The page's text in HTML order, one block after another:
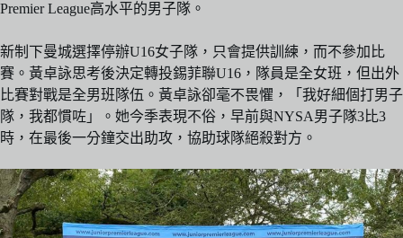
Premier League高水平的男子隊。
新制下曼城選擇停辦U16女子隊，只會提供訓練，而不參加比
賽。黃卓詠思考後決定轉投錫菲聯U16，隊員是全女班，但出外
比賽對戰是全男班隊伍。黃卓詠卻毫不畏懼，「我好細個打男子
隊，我都慣咗」。她今季表現不俗，早前與NYSA男子隊3比3
時，在最後一分鐘交出助攻，協助球隊絕殺對方。